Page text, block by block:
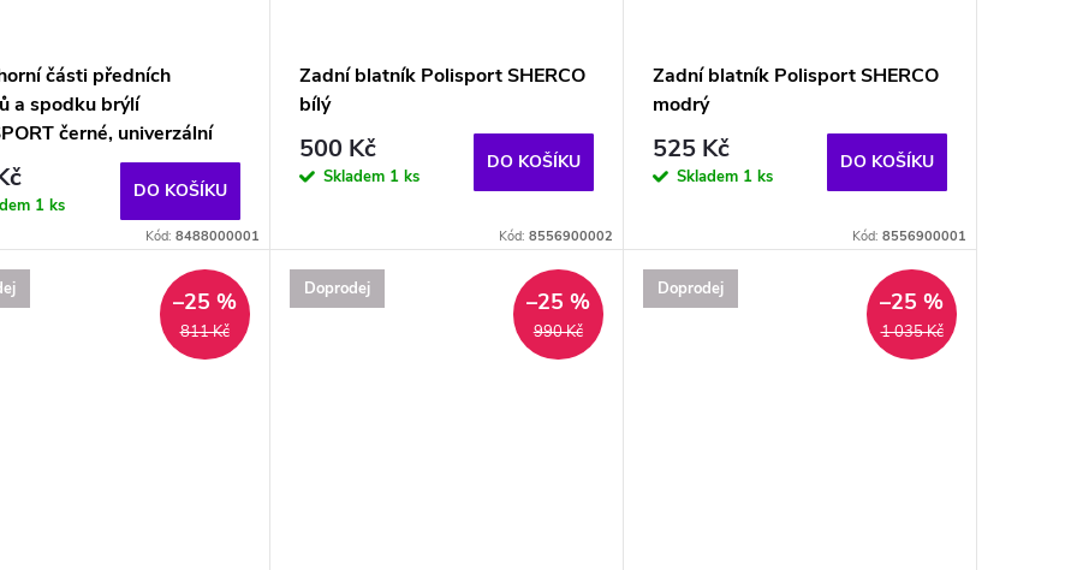
části předních
a spodku brýlí
černé, univerzální
1 ks
DO KOŠÍKU
Kód: 8488000001
Zadní blatník Polisport SHERCO
bílý
500 Kč
Skladem 1 ks
DO KOŠÍKU
Kód: 8556900002
Zadní blatník Polisport SHERCO
modrý
525 Kč
Skladem 1 ks
DO KOŠÍKU
Kód: 8556900001
811 Kč
–25 % Doprodej
990 Kč
–25 % Doprodej
1 035 Kč
–25 %